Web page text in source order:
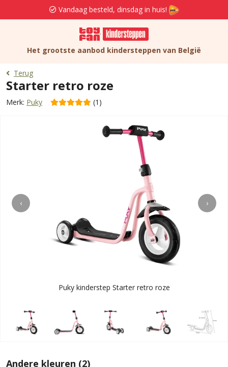
Vandaag besteld, dinsdag in huis!
Het grootste aanbod kindersteppen van België
Terug
Starter retro roze
Merk: Puky (1)
‹ ›
Puky kinderstep Starter retro roze
Andere kleuren (2)